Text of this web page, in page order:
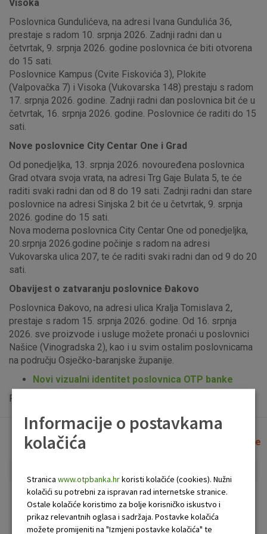
Visoka
Poslovnica Gundulićeva, na adresi Ivana Gundulića 36,
prestaje s radom 10. srpnja 2026. Zadnji radni dan u
četvrtak, 9. srpnja 2026. godine poslovnica će biti otvorena
do 15 sati.
Poslovnice Kampus (Cvite Fiskovića 3), Plokite
(Valpovačka 7) i Visoka (Vukovarska 148) prestaju s radom
17. srpnja 2026. godine. Zadnji radni dan poslovnica bit će u
četvrtak, 16. srpnja 2026. godine. Poslovnice će raditi do 15
sati.
Nove poslovnice City Centar One i Grad
Od ponedjeljka, 13. srpnja 2026. novouređena poslovnica
Grad otvara svoja vrata, na adresi Trg Gaje Bulata 5, te će
raditi svaki radni dan od 8 do 19 sati. Zadnji radni dan stare
poslovnice na adresi Sinjska 2 bit će u četvrtak, 9. srpnja
2026. godine do 15 sati.
Nova moderna poslovnica City Centar One od ponedjeljka,
20.srpnja 2026.godine počinje s radom na adresi
Vukovarska ulica 207, te će raditi svaki radni dan od 9 do 20
sati.
Obavijest o zatvaranju poslovnice Đakovo
Poslovnica Đakovo, na adresi ulica Kralja Tomislava 2,
prestaje s radom 15. srpnja 2026. godine. Od 16. srpnja
2026. sve proizvode i usluge možete pronaći u poslovnici
Našice (Vinogradska 2), kao i u svim ostalim poslovnicama
na području Osječko-baranjske županije.
Novi vizualni identitet poslovnica OTP banke
Popis uplatno-isplatnih bankomata možete vidjeti
Lista poslovnica i bankomata Očisti filtere
Bankomat Poslovnica
Informacije o postavkama
kolačića
Stranica www.otpbanka.hrkoristi kolačiće (cookies). Nužni
kolačići su potrebni za ispravan rad internetske stranice.
Ostale kolačiće koristimo za bolje korisničko iskustvo i
prikaz relevantnih oglasa i sadržaja. Postavke kolačića
možete promijeniti na "Izmjeni postavke kolačića" te